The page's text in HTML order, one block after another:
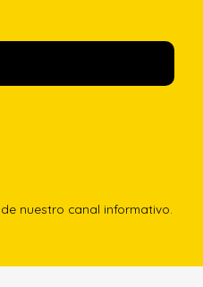
nuestro canal informativo.